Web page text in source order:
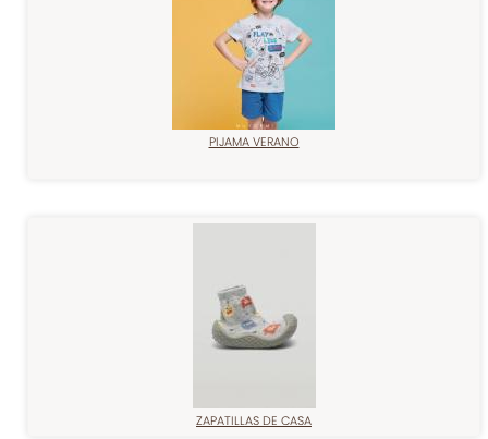
PIJAMA VERANO
ZAPATILLAS DE CASA